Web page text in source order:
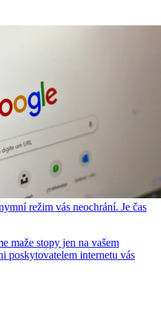
režim vás neochrání. Je čas
maže stopy jen na vašem
poskytovatelem internetu vás